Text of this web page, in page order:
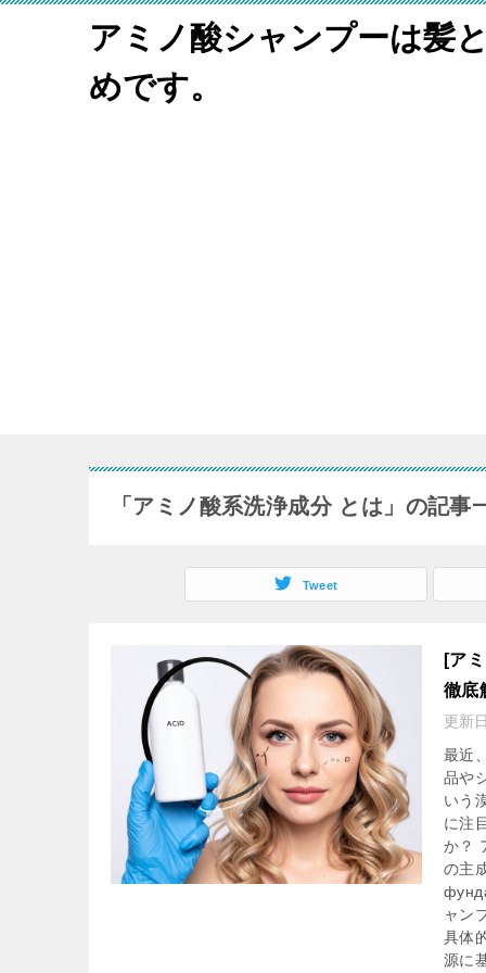
アミノ酸シャンプーは髪
めです。
「アミノ酸系洗浄成分 とは」の記事
Tweet
[ア
徹底
更新
最近
品や
いう
に注
か？
の主
ャン
具体
源に